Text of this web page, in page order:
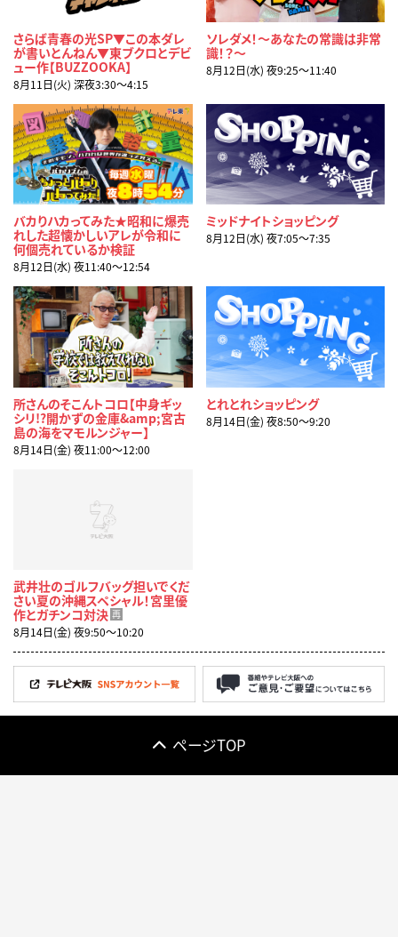
さらば青春の光SP▼この本ダレ
が書いとんねん▼東ブクロとデビ
ュー作【BUZZOOKA】
8月11日(火) 深夜3:30〜4:15
ソレダメ！～あなたの常識は非常
識！？～
8月12日(水) 夜9:25〜11:40
バカりハカってみた★昭和に爆売
れした超懐かしいアレが令和に
何個売れているか検証
8月12日(水) 夜11:40〜12:54
ミッドナイトショッピング
8月12日(水) 夜7:05〜7:35
所さんのそこんトコロ【中身ギッ
シリ!?開かずの金庫&amp;宮古
島の海をマモルンジャー】
8月14日(金) 夜11:00〜12:00
とれとれショッピング
8月14日(金) 夜8:50〜9:20
武井壮のゴルフバッグ担いでくだ
さい夏の沖縄スペシャル！宮里優
作とガチンコ対決 再
8月14日(金) 夜9:50〜10:20
ページTOP